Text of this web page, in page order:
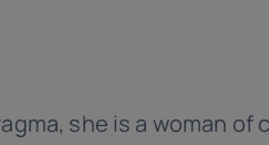
she is a woman of